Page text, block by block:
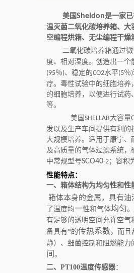
美国Sheldon是一家
温灭菌二氧化碳培养箱、 大
空编程烘箱、无尘编程干燥
二氧化碳培养箱通过微
度、相对湿度。创造出一
(95％)、稳定的CO2水平(5％)
疗。毒性试验中的细胞培
的细胞培养，以便进行试
等。
美国 SHELLAB大容量
发以及生产车间提供有利
大规模培养。适用于康宁
及高质量的气体过滤系统，
中常规型号SCO40-2；容积
性能特点：
一、箱体结构为均匀性和性
箱体本身的金属，具有
了温度均一性和气体均匀
有足够的透明空间允许空气
备具有*的传热系数，而且
静）、细菌控制和阻燃能力
间 。
二、PT100温度传感器：